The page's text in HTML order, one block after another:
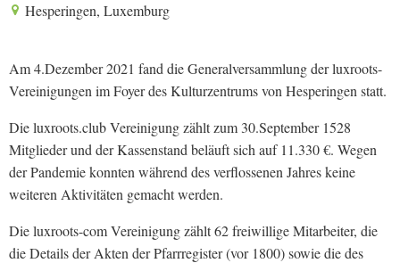
Hesperingen, Luxemburg
Am 4.Dezember 2021 fand die Generalversammlung der luxroots-
Vereinigungen im Foyer des Kulturzentrums von Hesperingen statt.
Die luxroots.club Vereinigung zählt zum 30.September 1528
Mitglieder und der Kassenstand beläuft sich auf 11.330 €. Wegen
der Pandemie konnten während des verflossenen Jahres keine
weiteren Aktivitäten gemacht werden.
Die luxroots-com Vereinigung zählt 62 freiwillige Mitarbeiter, die
die Details der Akten der Pfarrregister (vor 1800) sowie die des